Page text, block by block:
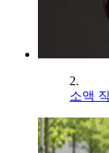
2.
소액